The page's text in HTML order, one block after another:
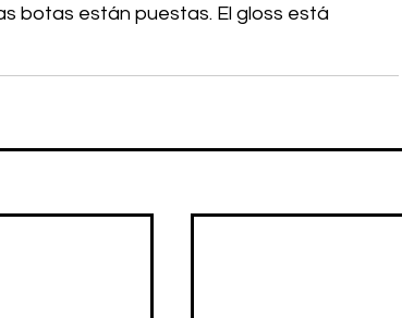
botas están puestas. El gloss está